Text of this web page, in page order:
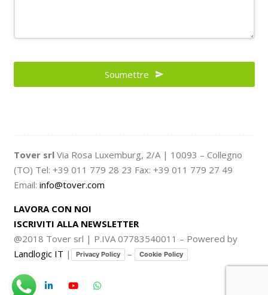
Business
Soumettre
Tover srl Via Rosa Luxemburg, 2/A | 10093 – Collegno
(TO) Tel: +39 011 779 28 23 Fax: +39 011 779 27 49
Email: info@tover.com
LAVORA CON NOI
ISCRIVITI ALLA NEWSLETTER
@2018 Tover srl | P.IVA 07783540011 – Powered by
Landlogic IT | Privacy Policy – Cookie Policy